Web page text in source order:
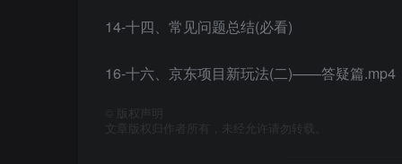
14-十四、常见问题总结(必看)
16-十六、京东项目新玩法(二)——答疑篇.mp4
版权声明
文章版权归作者所有，未经允许请勿转载。